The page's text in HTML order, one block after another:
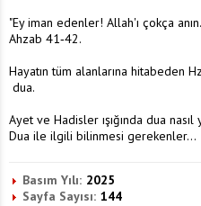
"Ey iman edenler! Allah'ı çokça
Ahzab 41‐42.
Hayatın tüm alanlarına hitabeden
dua.
Ayet ve Hadisler ışığında dua nasıl
Dua ile ilgili bilinmesi gerekenler...
Basım Yılı: 2025
Sayfa Sayısı: 144